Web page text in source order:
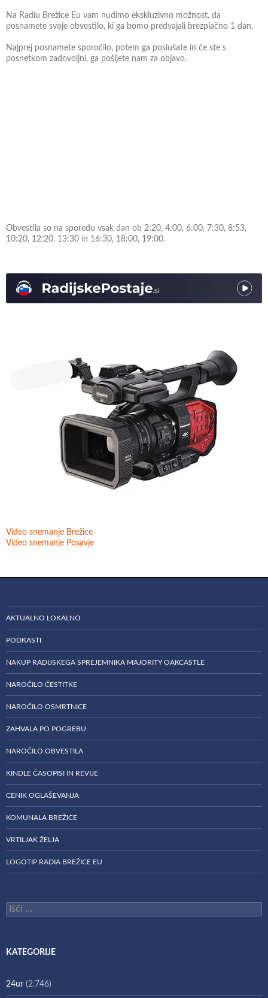
Na Radiu Brežice Eu vam nudimo ekskluzivno možnost, da
posnamete svoje obvestilo, ki ga bomo predvajali brezplačno 1 dan.
Najprej posnamete sporočilo, potem ga poslušate in če ste s
posnetkom zadovoljni, ga pošljete nam za objavo.
Obvestila so na sporedu vsak dan ob 2:20, 4:00, 6:00, 7:30, 8:53,
10:20, 12:20, 13:30 in 16:30, 18:00, 19:00.
Video snemanje Brežice
Video snemanje Posavje
AKTUALNO LOKALNO
PODKASTI
NAKUP RADIJSKEGA SPREJEMNIKA MAJORITY OAKCASTLE
NAROČILO ČESTITKE
NAROČILO OSMRTNICE
ZAHVALA PO POGREBU
NAROČILO OBVESTILA
KINDLE ČASOPISI IN REVIJE
CENIK OGLAŠEVANJA
KOMUNALA BREŽICE
VRTILJAK ŽELJA
LOGOTIP RADIA BREŽICE EU
Išči:
KATEGORIJE
24ur (2.746)